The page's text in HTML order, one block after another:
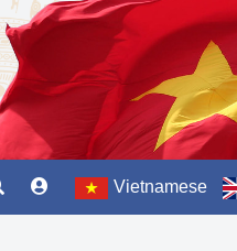
Vietnamese